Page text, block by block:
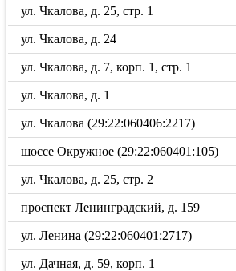
ул. Чкалова, д. 25, стр. 1
ул. Чкалова, д. 24
ул. Чкалова, д. 7, корп. 1, стр. 1
ул. Чкалова, д. 1
ул. Чкалова (29:22:060406:2217)
шоссе Окружное (29:22:060401:105)
ул. Чкалова, д. 25, стр. 2
проспект Ленинградский, д. 159
ул. Ленина (29:22:060401:2717)
ул. Дачная, д. 59, корп. 1